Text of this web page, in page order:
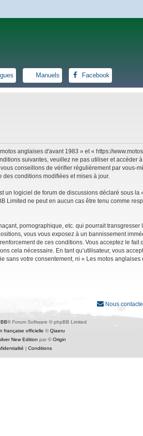
Manuels Facebook
anglaises d'avant 1983 » et « https://
suivantes, veuillez ne pas utiliser et
conseillons de vérifier régulièrement par vous-
conditions modifiées et mises à jour.
un logiciel de forum de discussions déclaré sous la
ne peut en aucun cas être tenu comme
pornographique, etc. qui pourrait
vous vous exposez à un bannissement
de ces conditions. Vous acceptez le
cela nécessaire. En tant qu’utilisateur, vous
votre consentement, ni « Les motos
Nous
® Forum Software © phpBB Limited
française officielle ©Qiaeru
New Edition par ©Origin
Conditions